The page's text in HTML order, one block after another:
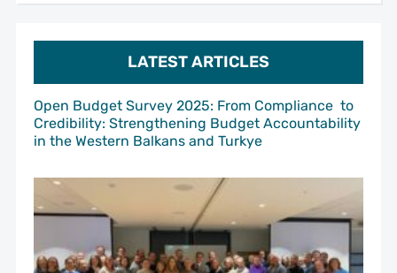
LATEST ARTICLES
Open Budget Survey 2025: From Compliance to
Credibility: Strengthening Budget Accountability
in the Western Balkans and Turkye